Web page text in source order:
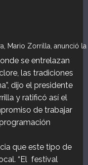
Mario Zorrilla, anunció
se entrelazan
las tradiciones
dijo el presidente
y ratificó así el
de trabajar
que este tipo de
“El festival